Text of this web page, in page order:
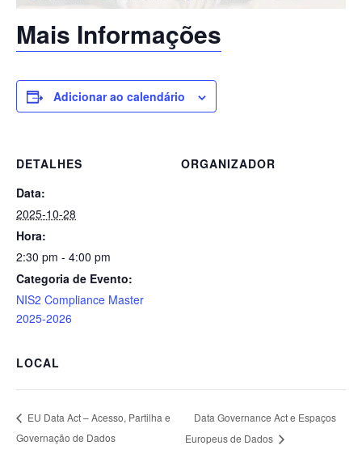
Mais Informações
Adicionar ao calendário
DETALHES
Data:
2025-10-28
Hora:
2:30 pm - 4:00 pm
Categoria de Evento:
NIS2 Compliance Master
2025-2026
ORGANIZADOR
LOCAL
EU Data Act – Acesso, Partilha e
Governação de Dados
Data Governance Act e Espaços
Europeus de Dados